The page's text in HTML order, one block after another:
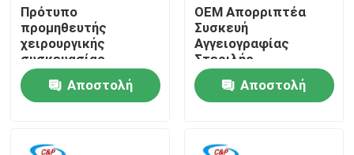
Σπίτι
Προϊόντα
Βίντεο
Πρότυπο
προμηθευτής
χειρουργικής
συσκευασίας
αγγειογραφίας μιας
χρήσης από μη
υφαντό υλικό για
Αποστολή
OEM Απορριπτέα
Συσκευή
Αγγειογραφίας
Στεριλής
Κάρδιοαγγειακής
Χειρουργικής
Αποστολή